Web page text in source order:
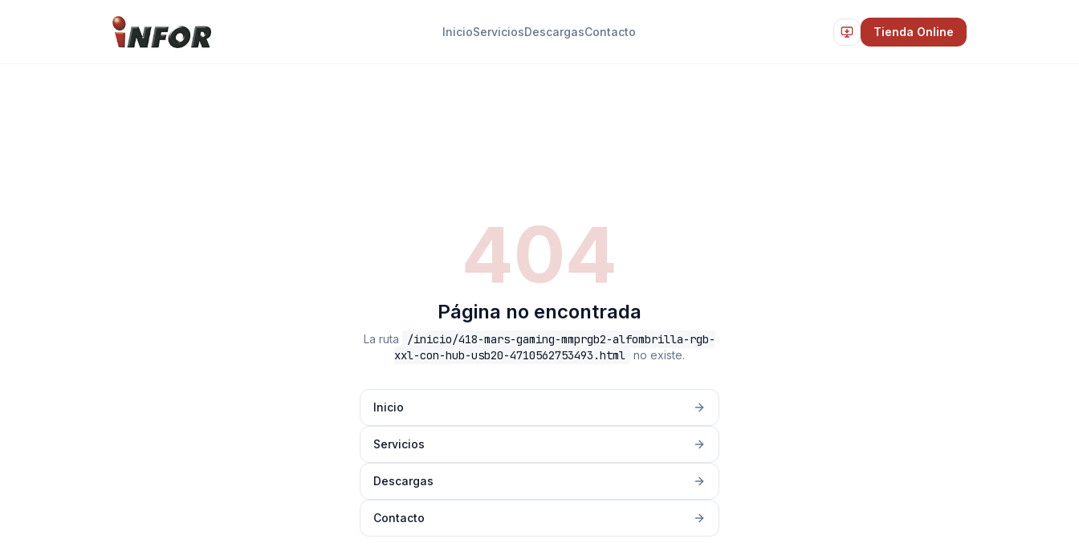
InicioServiciosDescargasContacto Tienda Online
404
Página no encontrada
La ruta
/inicio/418-mars-gaming-mmprgb2-alfombrilla-rgb-
xxl-con-hub-usb20-4710562753493.html no existe.
Inicio
Servicios
Descargas
Contacto